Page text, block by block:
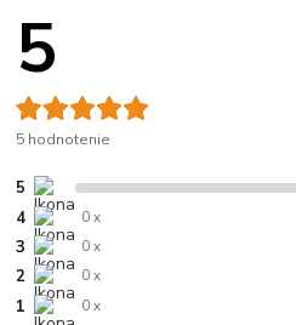
5
5 hodnotenie
5
4 0 x
3 0 x
2 0 x
1 0 x